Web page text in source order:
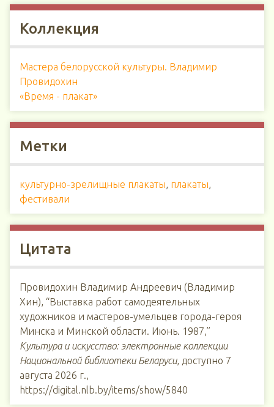
Коллекция
Мастера белорусской культуры. Владимир
Провидохин
«Время - плакат»
Метки
культурно-зрелищные плакаты, плакаты,
фестивали
Цитата
Провидохин Владимир Андреевич (Владимир
Хин), “Выставка работ самодеятельных
художников и мастеров-умельцев города-героя
Минска и Минской области. Июнь. 1987,”
Культура и искусство: электронные коллекции
Национальной библиотеки Беларуси, доступно 7
августа 2026 г.,
https://digital.nlb.by/items/show/5840